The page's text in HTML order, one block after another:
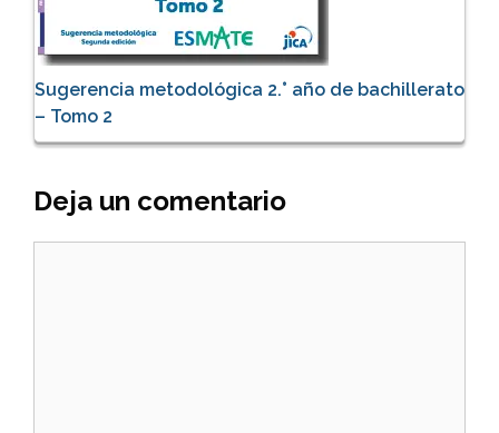
Sugerencia metodológica 2.° año de bachillerato
– Tomo 2
Deja un comentario